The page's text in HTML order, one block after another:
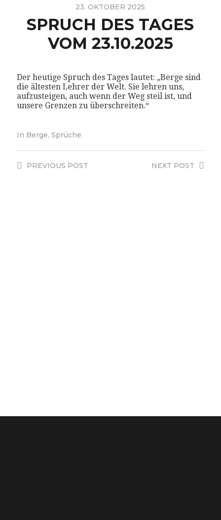
23. OKTOBER 2025
SPRUCH DES TAGES
VOM 23.10.2025
Der heutige Spruch des Tages lautet: „Berge sind
die ältesten Lehrer der Welt. Sie lehren uns,
aufzusteigen, auch wenn der Weg steil ist, und
unsere Grenzen zu überschreiten.“
In Berge, Sprüche
NEXT POST
PREVIOUS POST